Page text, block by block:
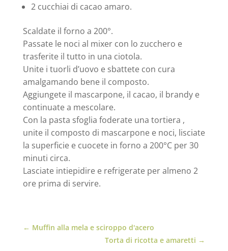
2 cucchiai di cacao amaro.
Scaldate il forno a 200°.
Passate le noci al mixer con lo zucchero e
trasferite il tutto in una ciotola.
Unite i tuorli d’uovo e sbattete con cura
amalgamando bene il composto.
Aggiungete il mascarpone, il cacao, il brandy e
continuate a mescolare.
Con la pasta sfoglia foderate una tortiera ,
unite il composto di mascarpone e noci, lisciate
la superficie e cuocete in forno a 200°C per 30
minuti circa.
Lasciate intiepidire e refrigerate per almeno 2
ore prima di servire.
← Muffin alla mela e sciroppo d'acero
Torta di ricotta e amaretti →